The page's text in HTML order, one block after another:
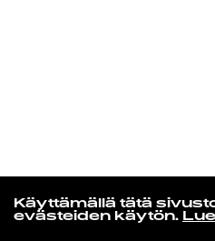
Käyttämällä tätä
evästeiden käytön.
Magyar
Kuin Lintuja Sataisi Puihin